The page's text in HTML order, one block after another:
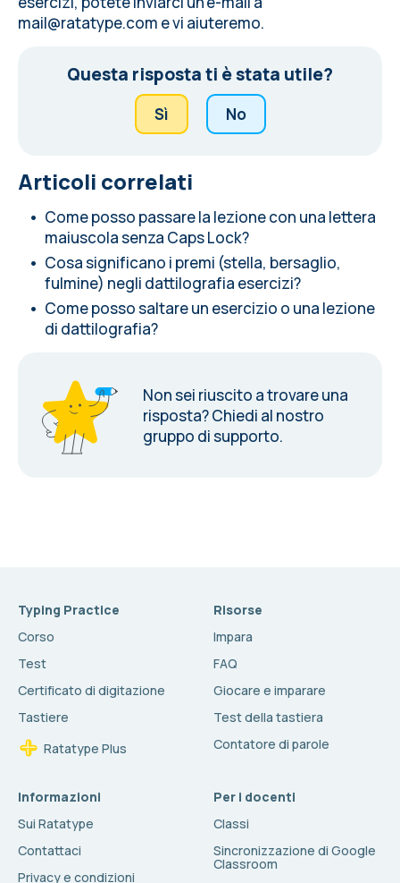
mail@ratatype.com e vi aiuteremo.
Questa risposta ti è stata utile?
Sì No
Articoli correlati
Come posso passare la lezione con una lettera
maiuscola senza Caps Lock?
Cosa significano i premi (stella, bersaglio,
fulmine) negli dattilografia esercizi?
Come posso saltare un esercizio o una lezione
di dattilografia?
Non sei riuscito a trovare una
risposta?Chiedi al nostro
gruppo di supporto.
Typing Practice
Corso
Test
Certificato di digitazione
Tastiere
Ratatype Plus
Risorse
Impara
FAQ
Giocare e imparare
Test della tastiera
Contatore di parole
Informazioni
Sui Ratatype
Contattaci
Privacy e condizioni
Per i docenti
Classi
Sincronizzazione di Google
Classroom